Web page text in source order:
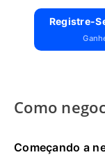
Registre-
Como
Começando a